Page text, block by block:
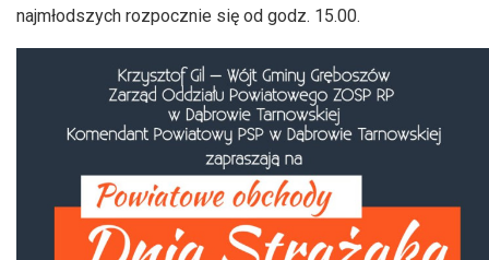
najmłodszych rozpocznie się od godz. 15.00.